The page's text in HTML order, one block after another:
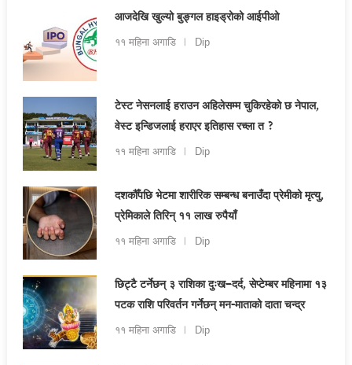
आजदेखि खुल्यो बुङ्गल हाइड्रोको आईपीओ
११ महिना अगाडि Dip
टेस्ट नेसनलाई हराउन अहिलेसम्म चुकिरहेको छ नेपाल,
वेस्ट इन्डिजलाई हराएर इतिहास रच्ला त ?
११ महिना अगाडि Dip
दशकौँपछि भेटमा शारीरिक सम्बन्ध बनाउँदा प्रेमीको मृत्यु,
प्रेमिकाले तिरिन् ११ लाख रुपैयाँ
११ महिना अगाडि Dip
छिट्टै टर्नेछन् ३ राशिका दुःख–दर्द, सेप्टेम्बर महिनामा १३
पटक राशि परिवर्तन गर्नेछन् मन-माताको दाता चन्द्र
११ महिना अगाडि Dip